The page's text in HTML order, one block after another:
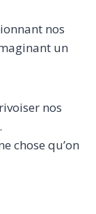
nos
un
nos
chose qu’on